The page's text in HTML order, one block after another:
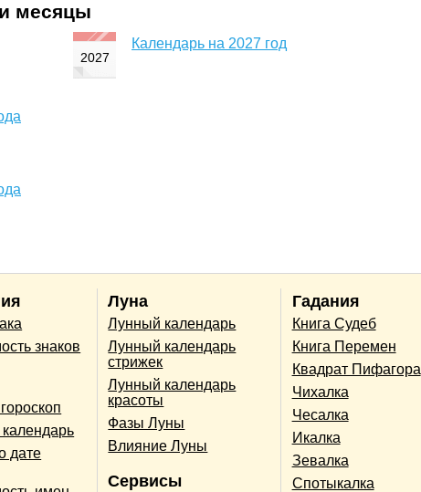
месяцы
Календарь на 2027 год
знаков
дате
Луна
Лунный календарь
Лунный календарь
стрижек
Лунный календарь
красоты
Фазы Луны
Влияние Луны
Сервисы
Гадания
Книга Судеб
Книга Перемен
Квадрат Пифагора
Чихалка
Чесалка
Икалка
Зевалка
Спотыкалка